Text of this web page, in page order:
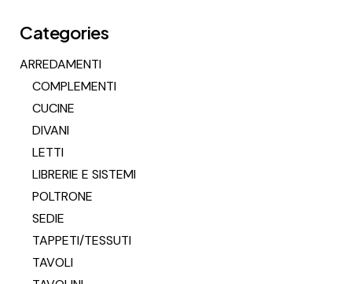
Categories
ARREDAMENTI
COMPLEMENTI
CUCINE
DIVANI
LETTI
LIBRERIE E SISTEMI
POLTRONE
SEDIE
TAPPETI/TESSUTI
TAVOLI